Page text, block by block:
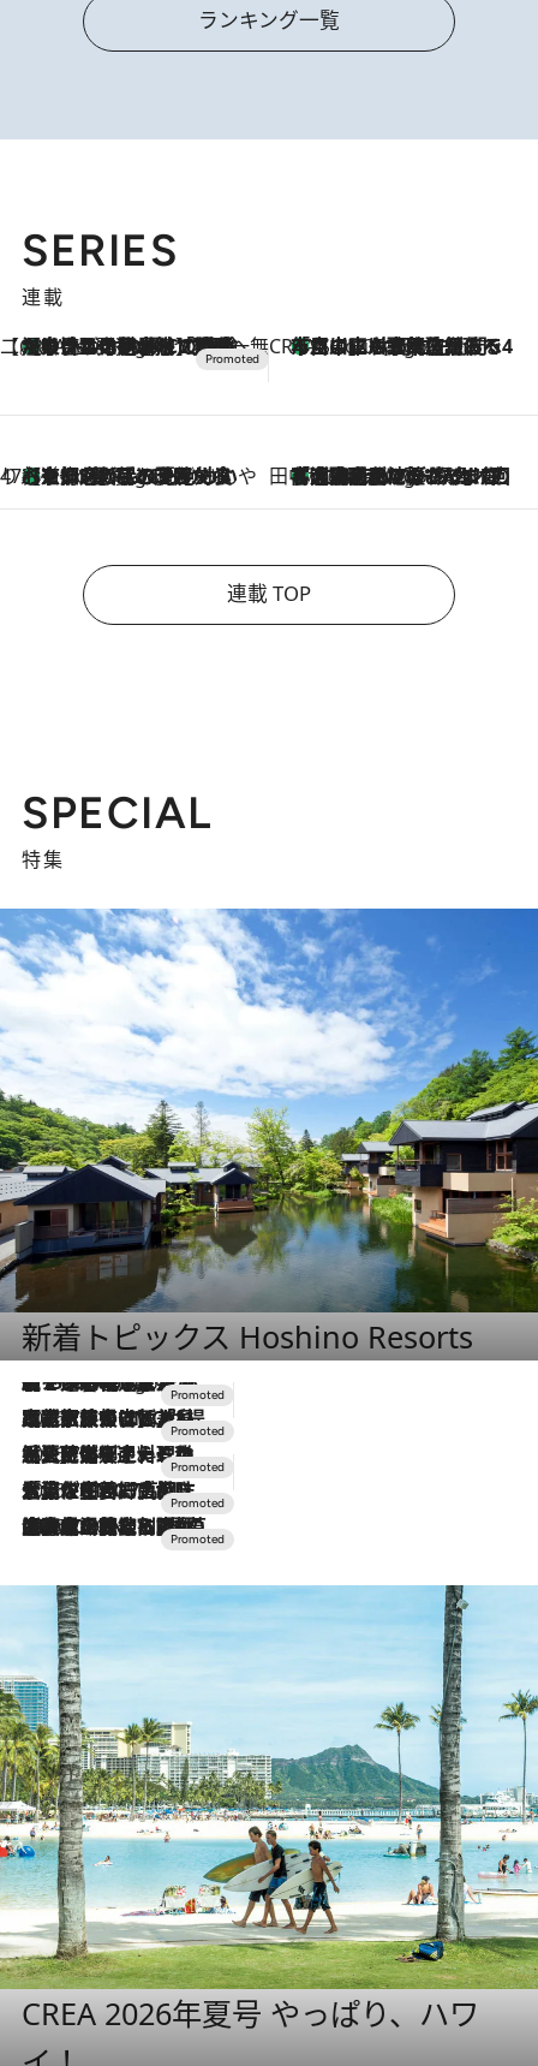
ランキング一覧
SERIES
連載
【CREA×星野リゾート】唯一無二。癒しと発見が待つ場所へ
2 Hours Ago
【トンボの足水浴】ヒノキの香りに包まれて涼感マックス！約13℃の湧水かけ流しを避暑地「星野温泉 トンボの湯」で体験 CREA'S CHOICE
4 Hours Ago
「立川にも歌舞伎があるんだよ」 片岡仁左衛門・市川中車ら豪華座組みで4年目の立川立飛歌舞伎へ
47都道府県の手みやげ ひんやりスイーツで夏を満喫
4 Hours Ago
【京都府】この夏絶対食べたい 冷やしておいしいおやつ3選 ひと口目から心を掴む新緑のテリーヌ 田中稲の勝手に再ブーム
9 Hours Ago
「湘南乃風に憧れて」観客大盛上がりの“タオル回し”に、ラッパー顔負けの高速歌唱まで…さだまさし（74）のアグレッシブすぎる現在地
連載 TOP
SPECIAL
特集
新着トピックス Hoshino Resorts
2 Hours Ago
【トンボの足水浴】ヒノキの香りに包まれて涼感マックス！約13℃の湧水かけ流しを避暑地「星野温泉 トンボの湯」で体験
2026.7.31
【ホテル帰省】という選択肢をOMOが提案。家族とほどよい距離を保つには「昼は実家、夜は気兼ねなくホテルで！」
2026.7.24
【夏限定ディナーコース】旬を迎える稚鮎や花ズッキーニなどをイタリア・トスカーナの郷土料理の手法で満喫！
2026.7.17
「土佐和ハーブかき氷」がOMO7高知に登場！生姜、山椒、大葉など目にも舌にも涼を呼ぶ郷土の味
2026.7.10
NEW OPEN！【界 草津】名湯の地に誕生。趣の異なる2種の温泉と上州ならではの会席・蕎麦割烹など美食を味わう究極の癒やし旅
CREA 2026年夏号 やっぱり、ハワ